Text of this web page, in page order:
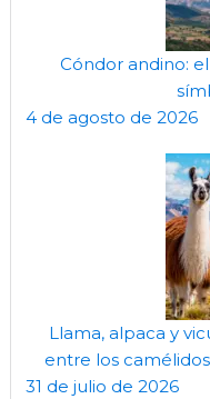
Cóndor andino:
4 de agosto de 2026
Llama, alpaca y
entre los
31 de julio de 2026